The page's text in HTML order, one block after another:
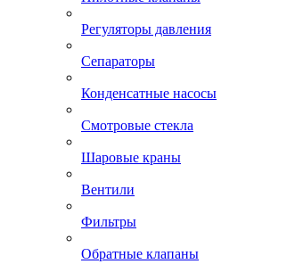
Регуляторы давления
Сепараторы
Конденсатные насосы
Смотровые стекла
Шаровые краны
Вентили
Фильтры
Обратные клапаны